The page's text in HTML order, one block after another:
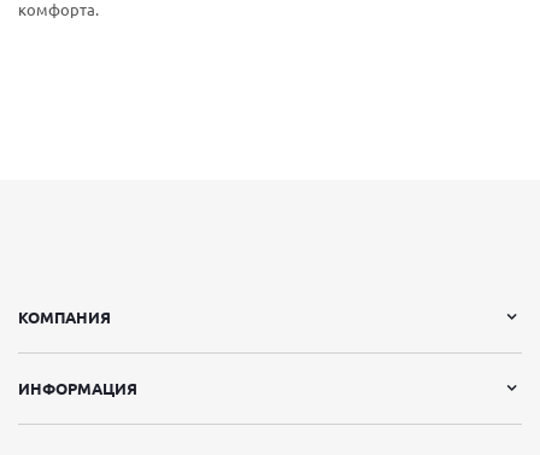
комфорта.
КОМПАНИЯ
ИНФОРМАЦИЯ